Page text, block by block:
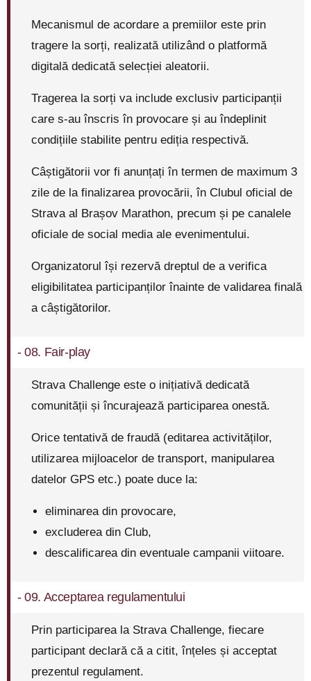
Mecanismul de acordare a premiilor este prin
tragere la sorți, realizată utilizând o platformă
digitală dedicată selecției aleatorii.
Tragerea la sorți va include exclusiv participanții
care s-au înscris în provocare și au îndeplinit
condițiile stabilite pentru ediția respectivă.
Câștigătorii vor fi anunțați în termen de maximum 3
zile de la finalizarea provocării, în Clubul oficial de
Strava al Brașov Marathon, precum și pe canalele
oficiale de social media ale evenimentului.
Organizatorul își rezervă dreptul de a verifica
eligibilitatea participanților înainte de validarea finală
a câștigătorilor.
- 08. Fair-play
Strava Challenge este o inițiativă dedicată
comunității și încurajează participarea onestă.
Orice tentativă de fraudă (editarea activităților,
utilizarea mijloacelor de transport, manipularea
datelor GPS etc.) poate duce la:
eliminarea din provocare,
excluderea din Club,
descalificarea din eventuale campanii viitoare.
- 09. Acceptarea regulamentului
Prin participarea la Strava Challenge, fiecare
participant declară că a citit, înțeles și acceptat
prezentul regulament.